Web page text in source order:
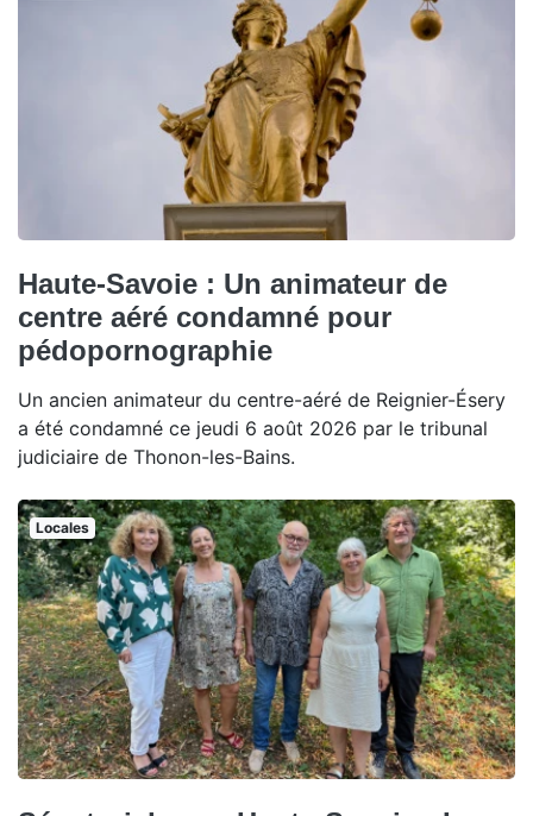
Haute-Savoie : Un animateur de
centre aéré condamné pour
pédopornographie
Un ancien animateur du centre-aéré de Reignier-Ésery
a été condamné ce jeudi 6 août 2026 par le tribunal
judiciaire de Thonon-les-Bains.
Locales